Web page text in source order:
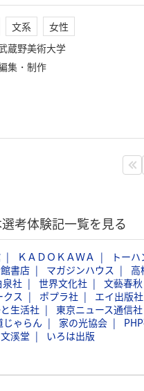
文系
女性
蔵野美術大学
集・制作
考体験記一覧を見る
ＫＡＤＯＫＡＷＡ トーハ
書店 マガジンハウス 高
泉社 世界文化社 文藝春秋
クス ポプラ社 エイ出版社
生活社 東京ニュース通信社
じゃらん 家の光協会
文溪堂 いろは出版